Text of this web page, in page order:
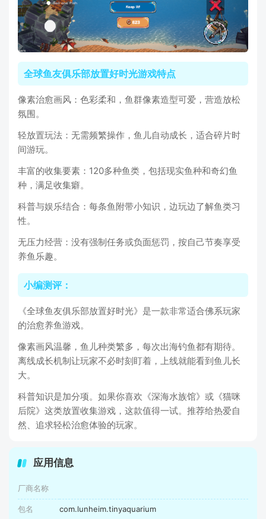
全球鱼友俱乐部放置好时光游戏特点
像素治愈画风：色彩柔和，鱼群像素造型可爱，营造放松
氛围。
轻放置玩法：无需频繁操作，鱼儿自动成长，适合碎片时
间游玩。
丰富的收集要素：120多种鱼类，包括现实鱼种和奇幻鱼
种，满足收集癖。
科普与娱乐结合：每条鱼附带小知识，边玩边了解鱼类习
性。
无压力经营：没有强制任务或负面惩罚，按自己节奏享受
养鱼乐趣。
小编测评：
《全球鱼友俱乐部放置好时光》是一款非常适合佛系玩家
的治愈养鱼游戏。
像素画风温馨，鱼儿种类繁多，每次出海钓鱼都有期待。
离线成长机制让玩家不必时刻盯着，上线就能看到鱼儿长
大。
科普知识是加分项。如果你喜欢《深海水族馆》或《猫咪
后院》这类放置收集游戏，这款值得一试。推荐给热爱自
然、追求轻松治愈体验的玩家。
应用信息
厂商名称
包名 com.lunheim.tinyaquarium